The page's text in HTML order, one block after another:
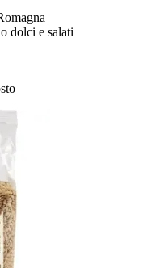
dolci e salati